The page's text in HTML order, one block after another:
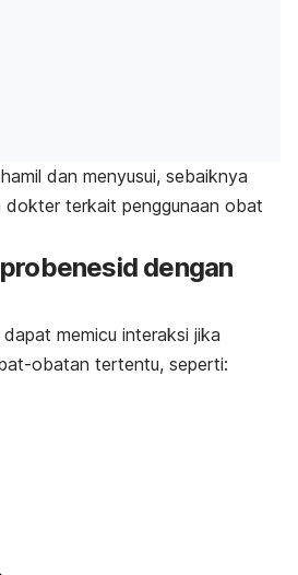
dan menyusui, sebaiknya
dokter terkait penggunaan obat
dengan
memicu interaksi jika
obatan tertentu, seperti: